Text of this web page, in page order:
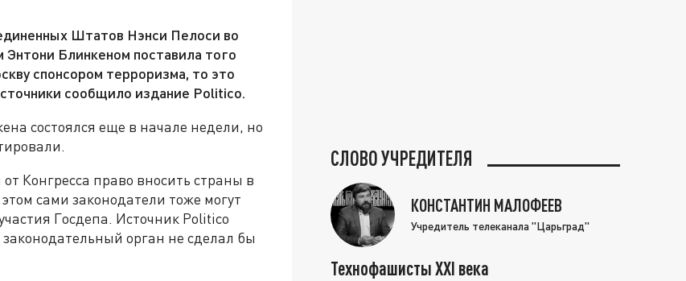
Штатов Нэнси Пелоси во
Блинкеном поставила того
спонсором терроризма, то это
сообщило издание Politico.
состоялся еще в начале недели, но
Конгресса право вносить страны в
сами законодатели тоже могут
Госдепа. Источник Politico
орган не сделал бы
СЛОВО УЧРЕДИТЕЛЯ
КОНСТАНТИН МАЛОФЕЕВ
Учредитель телеканала "Царьград"
Технофашисты XXI века